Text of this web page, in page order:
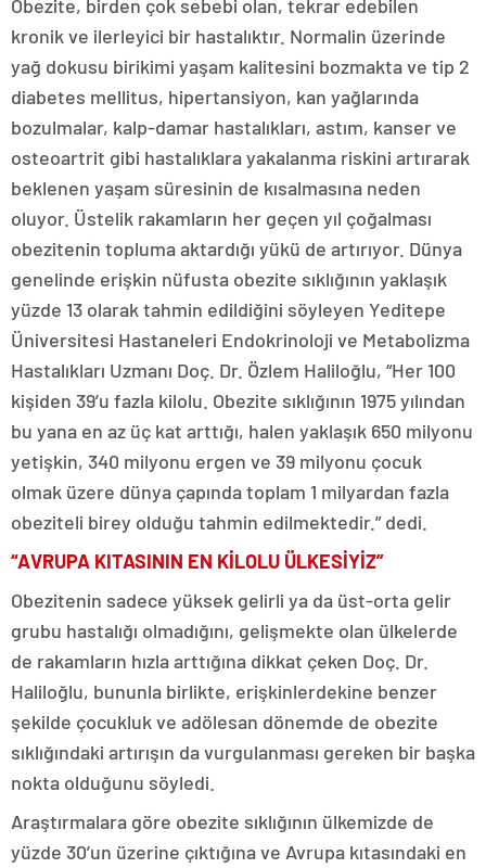
Obezite, birden çok sebebi olan, tekrar edebilen
kronik ve ilerleyici bir hastalıktır. Normalin üzerinde
yağ dokusu birikimi yaşam kalitesini bozmakta ve tip 2
diabetes mellitus, hipertansiyon, kan yağlarında
bozulmalar, kalp-damar hastalıkları, astım, kanser ve
osteoartrit gibi hastalıklara yakalanma riskini artırarak
beklenen yaşam süresinin de kısalmasına neden
oluyor. Üstelik rakamların her geçen yıl çoğalması
obezitenin topluma aktardığı yükü de artırıyor. Dünya
genelinde erişkin nüfusta obezite sıklığının yaklaşık
yüzde 13 olarak tahmin edildiğini söyleyen Yeditepe
Üniversitesi Hastaneleri Endokrinoloji ve Metabolizma
Hastalıkları Uzmanı Doç. Dr. Özlem Haliloğlu, “Her 100
kişiden 39’u fazla kilolu. Obezite sıklığının 1975 yılından
bu yana en az üç kat arttığı, halen yaklaşık 650 milyonu
yetişkin, 340 milyonu ergen ve 39 milyonu çocuk
olmak üzere dünya çapında toplam 1 milyardan fazla
obeziteli birey olduğu tahmin edilmektedir.” dedi.
“AVRUPA KITASININ EN KİLOLU ÜLKESİYİZ”
Obezitenin sadece yüksek gelirli ya da üst-orta gelir
grubu hastalığı olmadığını, gelişmekte olan ülkelerde
de rakamların hızla arttığına dikkat çeken Doç. Dr.
Haliloğlu, bununla birlikte, erişkinlerdekine benzer
şekilde çocukluk ve adölesan dönemde de obezite
sıklığındaki artırışın da vurgulanması gereken bir başka
nokta olduğunu söyledi.
Araştırmalara göre obezite sıklığının ülkemizde de
yüzde 30’un üzerine çıktığına ve Avrupa kıtasındaki en